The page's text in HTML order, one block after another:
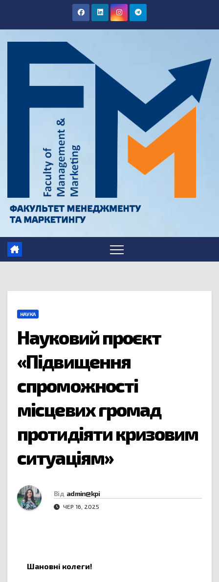
НАУКА
Науковий проєкт
«Підвищення
спроможності
місцевих громад
протидіяти кризовим
ситуаціям»
Від admin@kpi
ЧЕР 16, 2025
Шановні колеги!